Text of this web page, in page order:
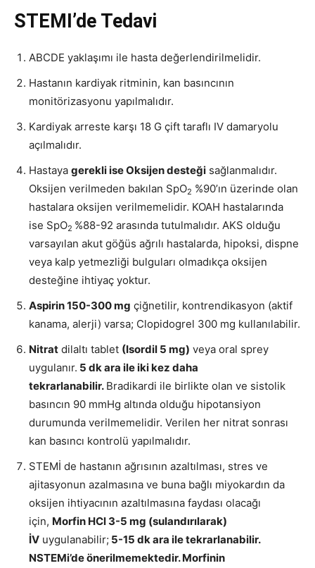
STEMI’de Tedavi
ABCDE yaklaşımı ile hasta değerlendirilmelidir.
Hastanın kardiyak ritminin, kan basıncının
monitörizasyonu yapılmalıdır.
Kardiyak arreste karşı 18 G çift taraflı IV damaryolu
açılmalıdır.
Hastaya gerekli ise Oksijen desteği sağlanmalıdır.
Oksijen verilmeden bakılan SpO2 %90’ın üzerinde olan
hastalara oksijen verilmemelidir. KOAH hastalarında
ise SpO2 %88-92 arasında tutulmalıdır. AKS olduğu
varsayılan akut göğüs ağrılı hastalarda, hipoksi, dispne
veya kalp yetmezliği bulguları olmadıkça oksijen
desteğine ihtiyaç yoktur.
Aspirin 150-300 mg çiğnetilir, kontrendikasyon (aktif
kanama, alerji) varsa; Clopidogrel 300 mg kullanılabilir.
Nitrat dilaltı tablet (Isordil 5 mg) veya oral sprey
uygulanır. 5 dk ara ile iki kez daha
tekrarlanabilir. Bradikardi ile birlikte olan ve sistolik
basıncın 90 mmHg altında olduğu hipotansiyon
durumunda verilmemelidir. Verilen her nitrat sonrası
kan basıncı kontrolü yapılmalıdır.
STEMİ de hastanın ağrısının azaltılması, stres ve
ajitasyonun azalmasına ve buna bağlı miyokardın da
oksijen ihtiyacının azaltılmasına faydası olacağı
için, Morfin HCl 3-5 mg (sulandırılarak)
İV uygulanabilir; 5-15 dk ara ile tekrarlanabilir.
NSTEMi’de önerilmemektedir. Morfinin